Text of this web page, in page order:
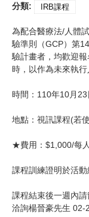
分類: IRB課程
為配合醫療法/人體
驗準則（GCP）第
驗計畫者，均歡迎
時，以作為未來執行
時間：110年10月
地點：視訊課程(若
★費用：$1,000/每人
課程訓練證明於活
課程結束後一週內
洽詢楊晉豪先生 02-